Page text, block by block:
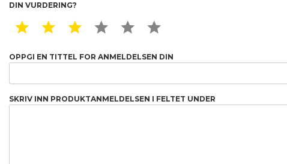
DIN VURDERING?
1 STAR2 STAR3 STAR4 STAR5 STAR
OPPGI EN TITTEL FOR ANMELDELSEN DIN
SKRIV INN PRODUKTANMELDELSEN I FELTET UNDER